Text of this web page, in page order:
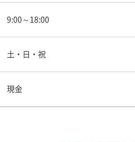
9:00～18:00
土・日・祝
現金